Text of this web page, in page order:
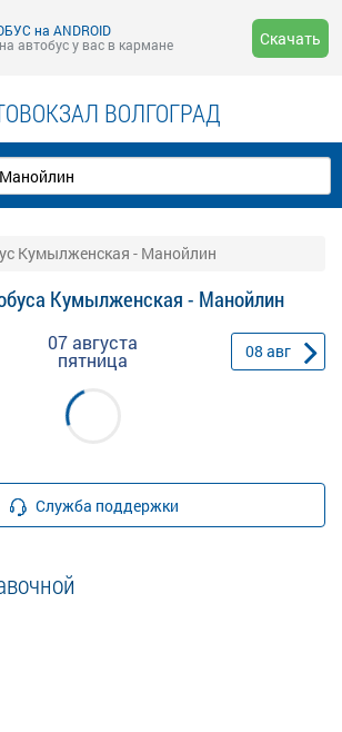
на ANDROID
автобус у вас в кармане
Скачать
ВОЛГОГРАД
Кумылженская - Манойлин
Кумылженская - Манойлин
07 августа
пятница 08 авг
Служба поддержки